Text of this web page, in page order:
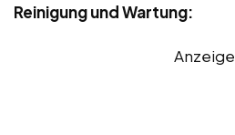
Reinigung und Wartung:
Anzeige